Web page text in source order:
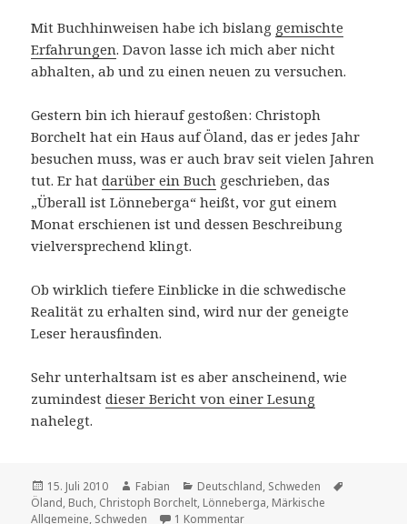
Mit Buchhinweisen habe ich bislang gemischte
Erfahrungen. Davon lasse ich mich aber nicht
abhalten, ab und zu einen neuen zu versuchen.
Gestern bin ich hierauf gestoßen: Christoph
Borchelt hat ein Haus auf Öland, das er jedes Jahr
besuchen muss, was er auch brav seit vielen Jahren
tut. Er hatdarüber ein Buch geschrieben, das
„Überall ist Lönneberga“ heißt, vor gut einem
Monat erschienen ist und dessen Beschreibung
vielversprechend klingt.
Ob wirklich tiefere Einblicke in die schwedische
Realität zu erhalten sind, wird nur der geneigte
Leser herausfinden.
Sehr unterhaltsam ist es aber anscheinend, wie
zumindestdieser Bericht von einer Lesung
nahelegt.
Veröffentlicht
am
15. Juli 2010 Autor
Fabian Kategorien
Deutschland, Schweden
Öland, Buch, Christoph Borchelt, Lönneberga, Märkische
Allgemeine, Schweden 1 Kommentarzu Buchtipp: Christoph